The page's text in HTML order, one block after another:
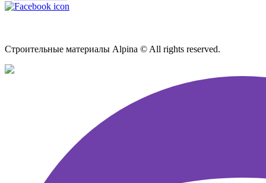
Строительные материалы Alpina © All rights reserved.